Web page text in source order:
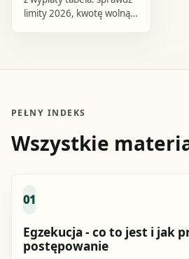
limity 2026, kwotę wolną 3
kalkulatora potrącenia.
PEŁNY INDEKS
Wszystkie
01
Egzekucja - co to jest i jak
postępowanie